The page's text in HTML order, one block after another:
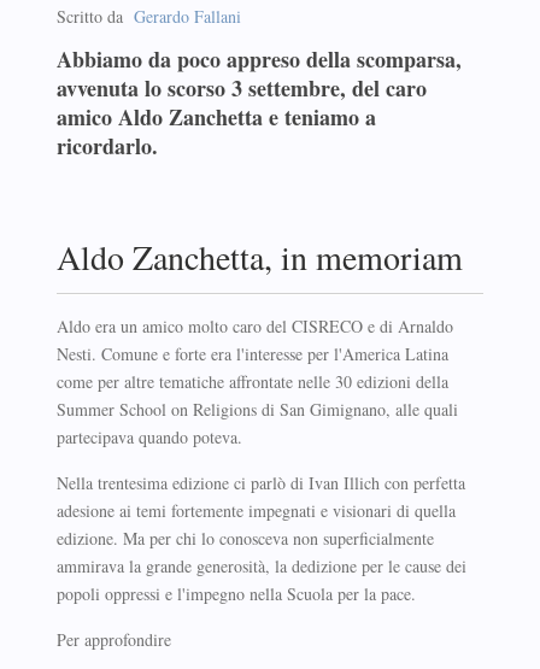
Scritto da Gerardo Fallani
Abbiamo da poco appreso della scomparsa,
avvenuta lo scorso 3 settembre, del caro
amico Aldo Zanchetta e teniamo a
ricordarlo.
Aldo Zanchetta, in memoriam
Aldo era un amico molto caro del CISRECO e di Arnaldo
Nesti. Comune e forte era l'interesse per l'America Latina
come per altre tematiche affrontate nelle 30 edizioni della
Summer School on Religions di San Gimignano, alle quali
partecipava quando poteva.
Nella trentesima edizione ci parlò di Ivan Illich con perfetta
adesione ai temi fortemente impegnati e visionari di quella
edizione. Ma per chi lo conosceva non superficialmente
ammirava la grande generosità, la dedizione per le cause dei
popoli oppressi e l'impegno nella Scuola per la pace.
Per approfondire